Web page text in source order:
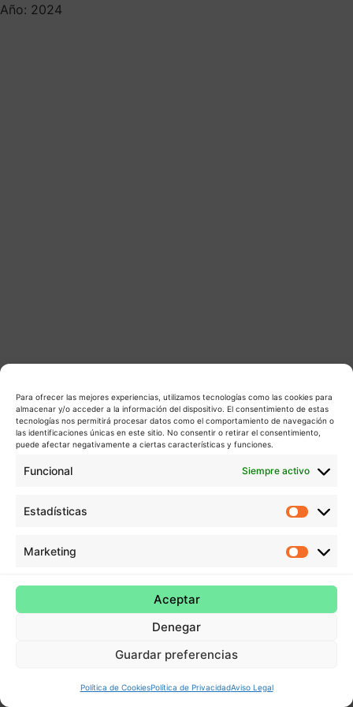
Para ofrecer las mejores experiencias, utilizamos tecnologías como las cookies para
almacenar y/o acceder a la información del dispositivo. El consentimiento de estas
tecnologías nos permitirá procesar datos como el comportamiento de navegación o
las identificaciones únicas en este sitio. No consentir o retirar el consentimiento,
puede afectar negativamente a ciertas características y funciones.
Funcional Siempre activo
Estadísticas
Marketing
Aceptar
Denegar
Guardar preferencias
Política de CookiesPolítica de PrivacidadAviso Legal
Año: 2024